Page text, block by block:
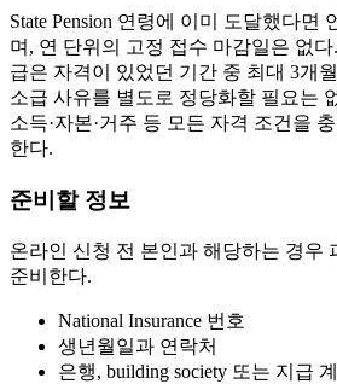
State Pension 연령에 이미 도달했다면
며, 연 단위의 고정 접수 마감일은 없다
급은 자격이 있었던 기간 중 최대 3개
소급 사유를 별도로 정당화할 필요는
소득·자본·거주 등 모든 자격 조건을
한다.
준비할 정보
온라인 신청 전 본인과 해당하는 경우
준비한다.
National Insurance 번호
생년월일과 연락처
은행, building society 또는 지급